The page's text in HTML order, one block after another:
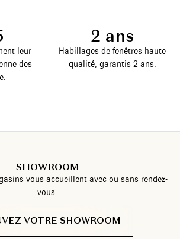
leur
des
2 ans
Habillages de fenêtres haute
qualité, garantis 2 ans.
SHOWROOM
vous accueillent avec ou sans rendez-
vous.
VOTRE SHOWROOM